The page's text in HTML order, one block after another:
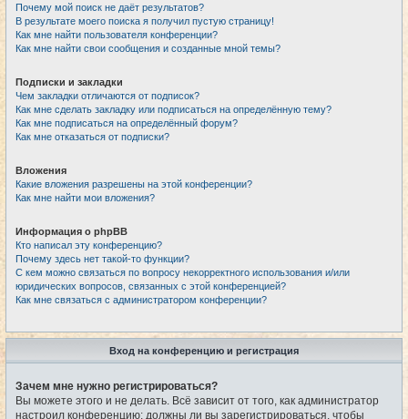
Почему мой поиск не даёт результатов?
В результате моего поиска я получил пустую страницу!
Как мне найти пользователя конференции?
Как мне найти свои сообщения и созданные мной темы?
Подписки и закладки
Чем закладки отличаются от подписок?
Как мне сделать закладку или подписаться на определённую тему?
Как мне подписаться на определённый форум?
Как мне отказаться от подписки?
Вложения
Какие вложения разрешены на этой конференции?
Как мне найти мои вложения?
Информация о phpBB
Кто написал эту конференцию?
Почему здесь нет такой-то функции?
С кем можно связаться по вопросу некорректного использования и/или
юридических вопросов, связанных с этой конференцией?
Как мне связаться с администратором конференции?
Вход на конференцию и регистрация
Зачем мне нужно регистрироваться?
Вы можете этого и не делать. Всё зависит от того, как администратор
настроил конференцию: должны ли вы зарегистрироваться, чтобы